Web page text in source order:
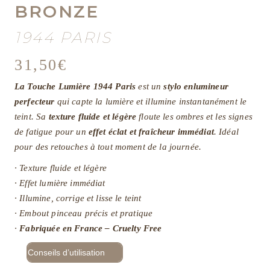
BRONZE
1944 PARIS
31,50€
La Touche Lumière 1944 Paris est unstylo enlumineur
perfecteur qui capte la lumière et illumine instantanément le
teint. Sa texture fluide et légère floute les ombres et les signes
de fatigue pour un effet éclat et fraîcheur immédiat. Idéal
pour des retouches à tout moment de la journée.
· Texture fluide et légère
· Effet lumière immédiat
· Illumine, corrige et lisse le teint
· Embout pinceau précis et pratique
· Fabriquée en France – Cruelty Free
Conseils d’utilisation